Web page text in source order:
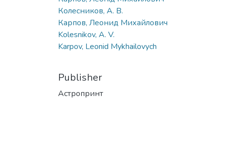
Колесников, А. В.
Карпов, Леонид Михайлович
Kolesnikov, A. V.
Karpov, Leonid Mykhailovych
Publisher
Астропринт